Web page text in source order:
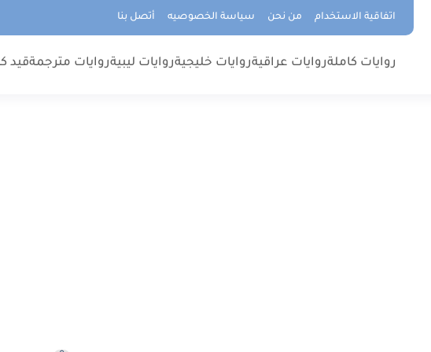
اتفاقية الاستخدام من نحن سياسة الخصوصيه أتصل بنا
روايات كاملةروايات عراقيةروايات خليجيةروايات ليبيةروايات مترجمةقيد